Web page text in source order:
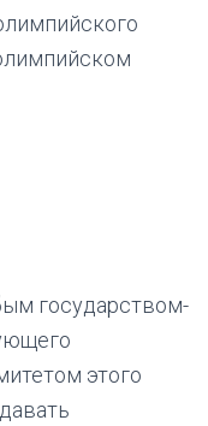
государством-
этого